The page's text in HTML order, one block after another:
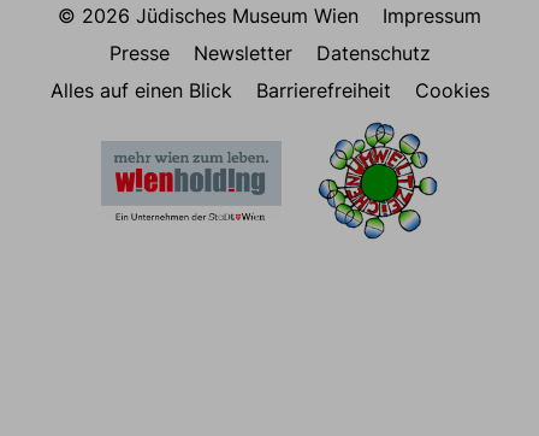
© 2026 Jüdisches Museum Wien
Impressum
Presse
Newsletter
Datenschutz
Alles auf einen Blick
Barrierefreiheit Cookies